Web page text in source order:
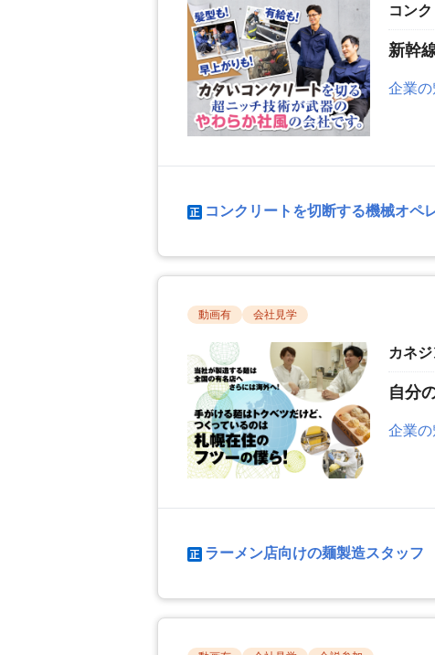
コン
新幹
企業
コンクリートを切断する機械オペ
動画有 会社見学
カネ
自分
企業
ラーメン店向けの麺製造スタッフ